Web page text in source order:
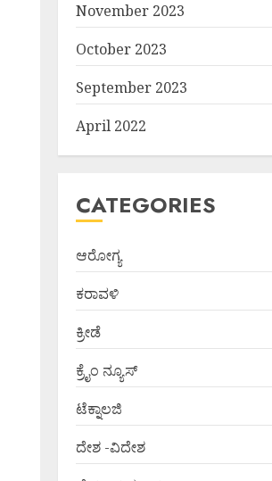
November 2023
October 2023
September 2023
April 2022
CATEGORIES
ಆರೋಗ್ಯ
ಕರಾವಳಿ
ಕ್ರೀಡೆ
ಕ್ರೈಂ ನ್ಯೂಸ್
ಟೆಕ್ನಾಲಜಿ
ದೇಶ -ವಿದೇಶ